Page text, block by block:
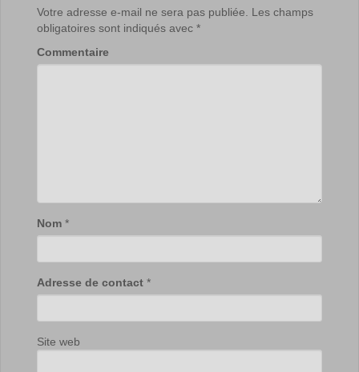
Votre adresse e-mail ne sera pas publiée.
Les champs
obligatoires sont indiqués avec *
Commentaire
Nom *
Adresse de contact *
Site web